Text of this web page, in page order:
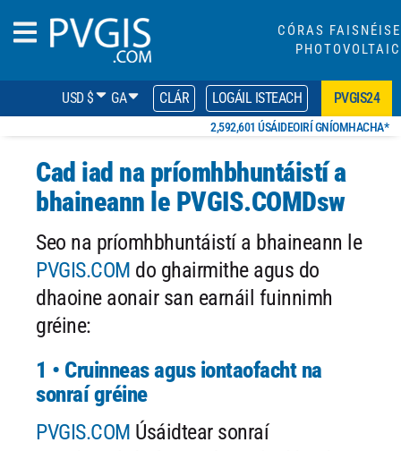
CÓRAS FAISNÉISE
PHOTOVOLTAIC
USD $ GA CLÁR LOGÁIL ISTEACH PVGIS24
2,592,601 ÚSÁIDEOIRÍ GNÍOMHACHA*
Cad iad na príomhbhuntáistí a
bhaineann le PVGIS.COMDsw
Seo na príomhbhuntáistí a bhaineann le
PVGIS.COM do ghairmithe agus do
dhaoine aonair san earnáil fuinnimh
gréine:
1 • Cruinneas agus iontaofacht na
sonraí gréine
PVGIS.COM Úsáidtear sonraí